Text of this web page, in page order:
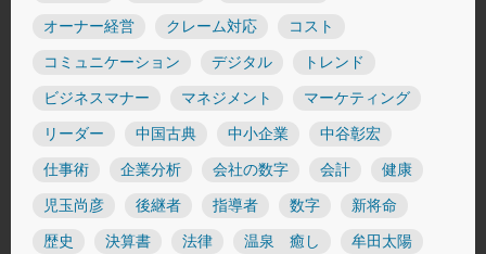
オーナー経営 クレーム対応 コスト
コミュニケーション デジタル トレンド
ビジネスマナー マネジメント マーケティング
リーダー 中国古典 中小企業 中谷彰宏
仕事術 企業分析 会社の数字 会計 健康
児玉尚彦 後継者 指導者 数字 新将命
歴史 決算書 法律 温泉 癒し 牟田太陽